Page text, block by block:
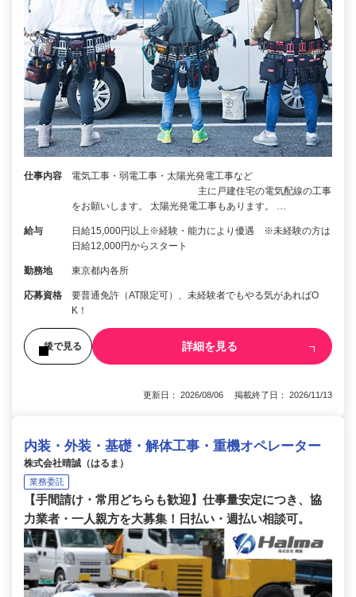
仕事内容
電気工事・弱電工事・太陽光発電工事など
主に戸建住宅の電気配線の工事
をお願いします。 太陽光発電工事もあります。 …
給与
日給15,000円以上※経験・能力により優遇 ※未経験の方は
日給12,000円からスタート
勤務地 東京都内各所
応募資格
要普通免許（AT限定可）、未経験者でもやる気があればO
K！
後で見る 詳細を見る
更新日： 2026/08/06 掲載終了日： 2026/11/13
内装・外装・基礎・解体工事・重機オペレーター
株式会社晴誠（はるま）
業務委託
【手間請け・常用どちらも歓迎】仕事量安定につき、協
力業者・一人親方を大募集！日払い・週払い相談可。